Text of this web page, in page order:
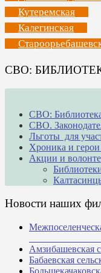
Кутеремская
Калегинская
СВО:
СВО:
СВО.
Льготы для
Хроника и
Акции и
Новости наших
Амзибашевская
Бабаевская